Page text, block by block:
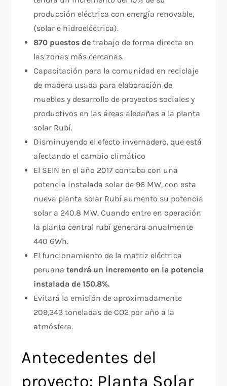
producción eléctrica con energía renovable,
(solar e hidroeléctrica).
870 puestos detrabajo de forma directa en
las zonas más cercanas.
Capacitación para la comunidad en reciclaje
de madera usada para elaboración de
muebles y desarrollo de proyectos sociales y
productivos en las áreas aledañas a la planta
solar Rubí.
Disminuyendo el efecto invernadero, que está
afectando el cambio climático
El SEIN en el año 2017 contaba con una
potencia instalada solar de 96 MW, con esta
nueva planta solar Rubí aumento su potencia
solar a 240.8 MW. Cuando entre en operación
la planta central rubí generara anualmente
440 GWh.
El funcionamiento de la matriz eléctrica
peruanatendrá un incremento en la potencia
instalada de 150.8%.
Evitará la emisión de aproximadamente
209,343 toneladas de CO2 por año a la
atmósfera.
Antecedentes del
proyecto: Planta Solar